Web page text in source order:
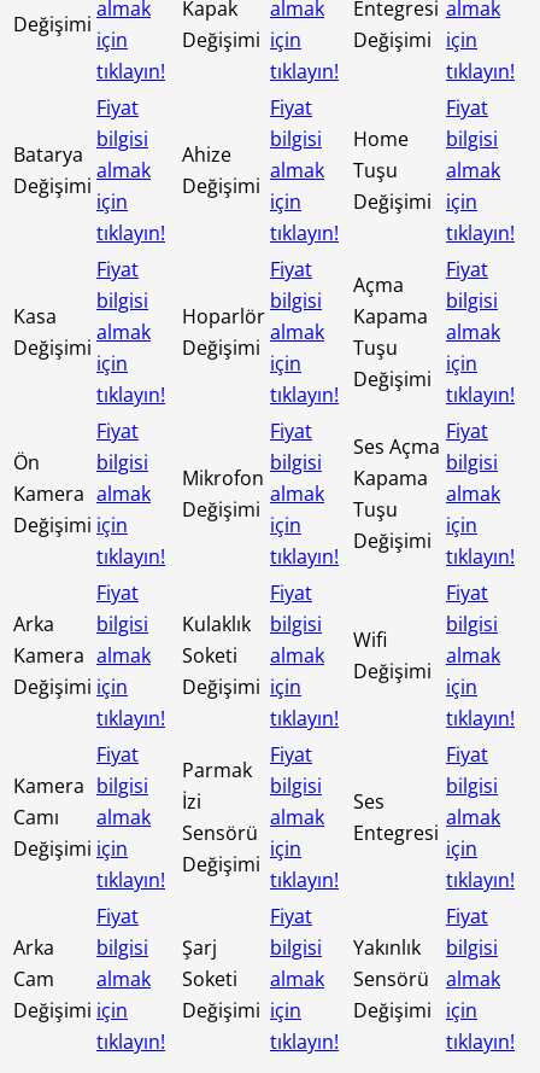
Değişimi
almak
için
tıklayın!
Kapak
Değişimi
almak
için
tıklayın!
Entegresi
Değişimi
almak
için
tıklayın!
Batarya
Değişimi
Fiyat
bilgisi
almak
için
tıklayın!
Ahize
Değişimi
Fiyat
bilgisi
almak
için
tıklayın!
Home
Tuşu
Değişimi
Fiyat
bilgisi
almak
için
tıklayın!
Kasa
Değişimi
Fiyat
bilgisi
almak
için
tıklayın!
Hoparlör
Değişimi
Fiyat
bilgisi
almak
için
tıklayın!
Açma
Kapama
Tuşu
Değişimi
Fiyat
bilgisi
almak
için
tıklayın!
Ön
Kamera
Değişimi
Fiyat
bilgisi
almak
için
tıklayın!
Mikrofon
Değişimi
Fiyat
bilgisi
almak
için
tıklayın!
Ses Açma
Kapama
Tuşu
Değişimi
Fiyat
bilgisi
almak
için
tıklayın!
Arka
Kamera
Değişimi
Fiyat
bilgisi
almak
için
tıklayın!
Kulaklık
Soketi
Değişimi
Fiyat
bilgisi
almak
için
tıklayın!
Wifi
Değişimi
Fiyat
bilgisi
almak
için
tıklayın!
Kamera
Camı
Değişimi
Fiyat
bilgisi
almak
için
tıklayın!
Parmak
İzi
Sensörü
Değişimi
Fiyat
bilgisi
almak
için
tıklayın!
Ses
Entegresi
Fiyat
bilgisi
almak
için
tıklayın!
Arka
Cam
Değişimi
Fiyat
bilgisi
almak
için
tıklayın!
Şarj
Soketi
Değişimi
Fiyat
bilgisi
almak
için
tıklayın!
Yakınlık
Sensörü
Değişimi
Fiyat
bilgisi
almak
için
tıklayın!